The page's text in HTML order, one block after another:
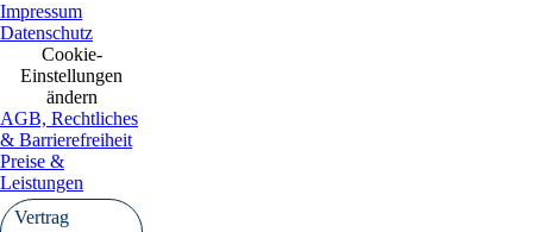
Impressum
Datenschutz
Cookie-
Einstellungen
ändern
AGB, Rechtliches
& Barrierefreiheit
Preise &
Leistungen
Vertrag